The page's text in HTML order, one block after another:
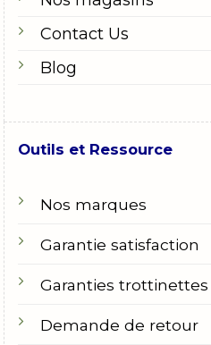
Contact Us
Blog
Outils et Ressource
Nos marques
Garantie satisfaction
Garanties
Demande de retour